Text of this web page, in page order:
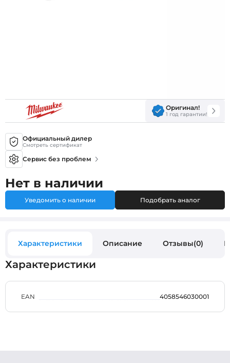
Оригинал!
1 год гарантии!
Официальный дилер
Смотреть сертификат
Сервис без проблем
Нет в наличии
Уведомить о наличии Подобрать аналог
Характеристики Описание Отзывы(0)
Характеристики
EAN 4058546030001